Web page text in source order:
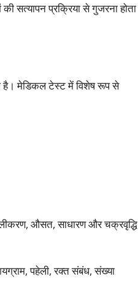
सत्यापन प्रक्रिया से गुजरना होता
है। मेडिकल टेस्ट में विशेष रूप से
औसत, साधारण और चक्रवृद्धि
पहेली, रक्त संबंध, संख्या